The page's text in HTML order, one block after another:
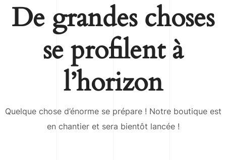
De grandes choses
se profilent à
l’horizon
Quelque chose d’énorme se prépare ! Notre boutique est
en chantier et sera bientôt lancée !